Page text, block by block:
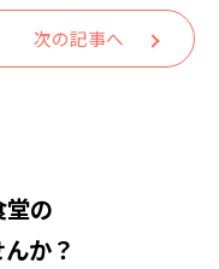
次の記事へ
の
か？